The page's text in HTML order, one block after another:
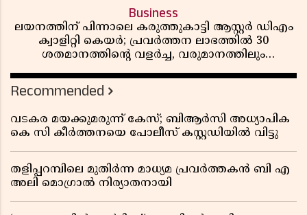
Business
ലയനത്തിന് പിന്നാലെ കരുത്തുകാട്ടി ആസ്റ്റർ ഡിഎം
ക്വാളിറ്റി കെയർ; പ്രവർത്തന ലാഭത്തിൽ 30
ശതമാനത്തിൻ്റെ വളർച്ച, വരുമാനത്തിലും
റിപ്പോർട്ട് പുറത്ത്
Recommended
വടകര മയക്കുമരുന്ന് കേസ്; ബിആർസി അധ്യാപിക
കെ സി കീർത്തനയെ പോലീസ് കസ്റ്റഡിയിൽ വിട്ടു
തളിപ്പറമ്പിലെ മുതിർന്ന മാധ്യമ പ്രവർത്തകൻ ബി എ
അലി മൊഗ്രാൽ നിര്യാതനായി